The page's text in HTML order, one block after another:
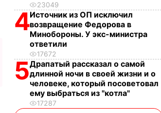
23049
4Источник из ОП исключил
возвращение Федорова в
Минобороны. У экс-министра
ответили
17672
5Драпатый рассказал о самой
длинной ночи в своей жизни и о
человеке, который посоветовал
ему выбраться из "котла"
17287